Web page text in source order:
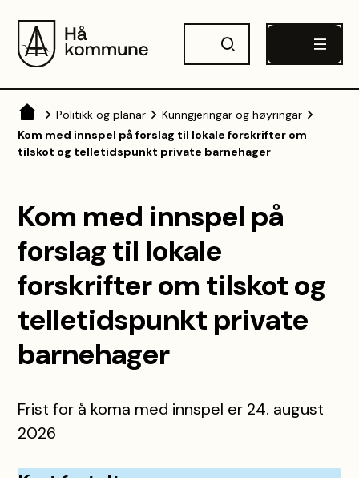
Du er her:Politikk og planar
Kunngjeringar og høyringar
Kom med innspel på forslag til lokale forskrifter om
tilskot og telletidspunkt private barnehager
Kom med innspel på
forslag til lokale
forskrifter om tilskot og
telletidspunkt private
barnehager
Frist for å koma med innspel er 24. august
2026